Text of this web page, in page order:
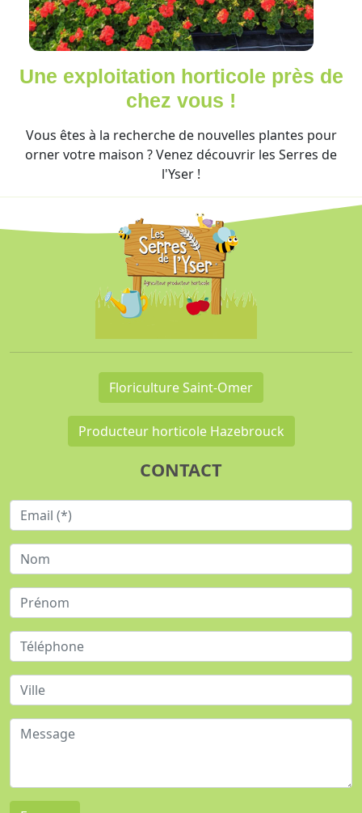
Une exploitation horticole près de
chez vous !
Vous êtes à la recherche de nouvelles plantes pour
orner votre maison ? Venez découvrir les Serres de
l'Yser !
Floriculture Saint-Omer
Producteur horticole Hazebrouck
CONTACT